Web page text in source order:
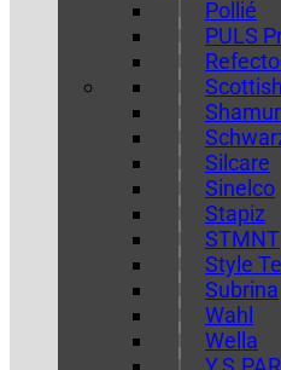
Pollié
PULS
Silcare
Sinelco
Stapiz
STMNT
Style
Subrina
Wahl
Wella